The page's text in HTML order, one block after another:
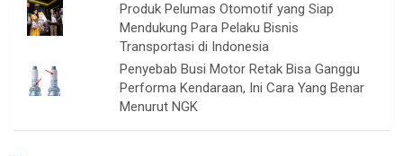
Produk Pelumas Otomotif yang Siap
Mendukung Para Pelaku Bisnis
Transportasi di Indonesia
Penyebab Busi Motor Retak Bisa Ganggu
Performa Kendaraan, Ini Cara Yang Benar
Menurut NGK